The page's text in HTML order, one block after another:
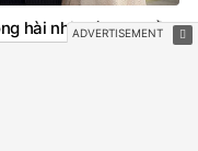
hài nhi" kém 6 tuổi